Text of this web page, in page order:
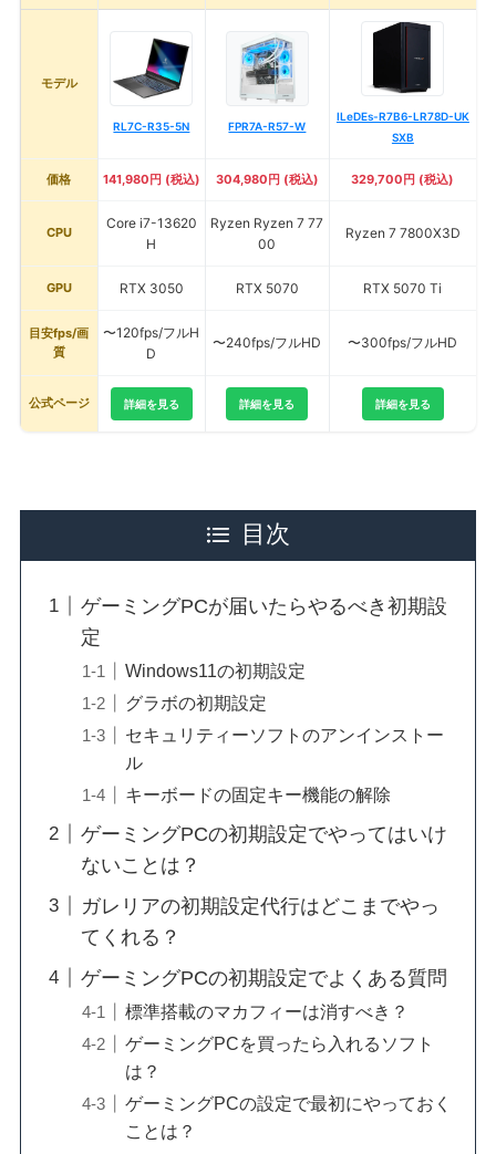
モデル
RL7C-R35-5N FPR7A-R57-W
ILeDEs-R7B6-LR78D-UK
SXB
価格 141,980円 (税込) 304,980円 (税込) 329,700円 (税込)
CPU
Core i7-13620
H
Ryzen Ryzen 7 77
00
Ryzen 7 7800X3D
GPU RTX 3050 RTX 5070 RTX 5070 Ti
目安fps/画
質
〜120fps/フルH
D
〜240fps/フルHD 〜300fps/フルHD
公式ページ 詳細を見る 詳細を見る 詳細を見る
目次
ゲーミングPCが届いたらやるべき初期設
定
Windows11の初期設定
グラボの初期設定
セキュリティーソフトのアンインストー
ル
キーボードの固定キー機能の解除
ゲーミングPCの初期設定でやってはいけ
ないことは？
ガレリアの初期設定代行はどこまでやっ
てくれる？
ゲーミングPCの初期設定でよくある質問
標準搭載のマカフィーは消すべき？
ゲーミングPCを買ったら入れるソフト
は？
ゲーミングPCの設定で最初にやっておく
ことは？